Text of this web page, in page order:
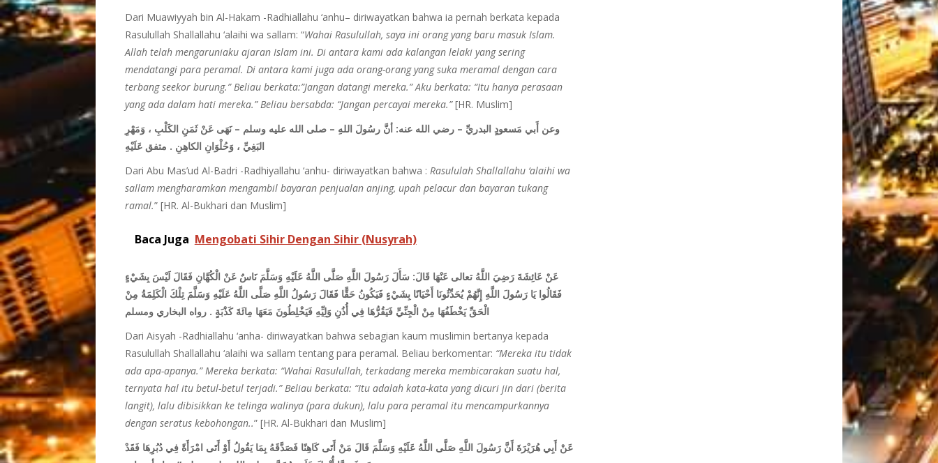
Dari Muawiyyah bin Al-Hakam -Radhiallahu ‘anhu– diriwayatkan bahwa ia pernah berkata kepada
Rasulullah Shallallahu ‘alaihi wa sallam: “Wahai Rasulullah, saya ini orang yang baru masuk Islam.
Allah telah mengaruniaku ajaran Islam ini. Di antara kami ada kalangan lelaki yang sering
mendatangi para peramal. Di antara kami juga ada orang-orang yang suka meramal dengan cara
terbang seekor burung.” Beliau berkata:”Jangan datangi mereka.” Aku berkata: “Itu hanya perasaan
yang ada dalam hati mereka.” Beliau bersabda: “Jangan percayai mereka.”[HR. Muslim]
وعن أَبي مَسعودٍ البدريِّ – رضي الله عنه: أنَّ رسُولَ اللهِ – صلى الله عليه وسلم – نَهَى عَنْ ثَمَنِ الكَلْبِ ، وَمَهْرِ
البَغِيِّ ، وَحُلْوَانِ الكاهِنِ . متفق عَلَيْهِ
Dari Abu Mas’ud Al-Badri -Radhiyallahu ‘anhu- diriwayatkan bahwa : Rasululah Shallallahu ‘alaihi wa
sallam mengharamkan mengambil bayaran penjualan anjing, upah pelacur dan bayaran tukang
ramal.” [HR. Al-Bukhari dan Muslim]
Baca Juga Mengobati Sihir Dengan Sihir (Nusyrah)
عَنْ عَائِشَةَ رَضِيَ اللَّهُ تعالى عَنْهَا قَالَ: سَأَلَ رَسُولَ اللَّهِ صَلَّى اللَّهُ عَلَيْهِ وَسَلَّمَ نَاسٌ عَنْ الْكُهَّانِ فَقَالَ لَيْسَ بِشَيْءٍ
فَقَالُوا يَا رَسُولَ اللَّهِ إِنَّهُمْ يُحَدِّثُونَا أَحْيَانًا بِشَيْءٍ فَيَكُونُ حَقًّا فَقَالَ رَسُولُ اللَّهِ صَلَّى اللَّهُ عَلَيْهِ وَسَلَّمَ تِلْكَ الْكَلِمَةُ مِنْ
الْحَقِّ يَخْطَفُهَا مِنْ الْجِنِّيِّ فَيَقُرُّهَا فِي أُذُنِ وَلِيِّهِ فَيَخْلِطُونَ مَعَهَا مِائَةَ كَذْبَةٍ . رواه البخاري ومسلم
Dari Aisyah -Radhiallahu ‘anha- diriwayatkan bahwa sebagian kaum muslimin bertanya kepada
Rasulullah Shallallahu ‘alaihi wa sallam tentang para peramal. Beliau berkomentar: “Mereka itu tidak
ada apa-apanya.” Mereka berkata: “Wahai Rasulullah, terkadang mereka membicarakan suatu hal,
ternyata hal itu betul-betul terjadi.” Beliau berkata: “Itu adalah kata-kata yang dicuri jin dari (berita
langit), lalu dibisikkan ke telinga walinya (para dukun), lalu para peramal itu mencampurkannya
dengan seratus kebohongan..” [HR. Al-Bukhari dan Muslim]
عَنْ أَبِي هُرَيْرَةَ أَنَّ رَسُولَ اللَّهِ صَلَّى اللَّهُ عَلَيْهِ وَسَلَّمَ قَالَ مَنْ أَتَى كَاهِنًا فَصَدَّقَهُ بِمَا يَقُولُ أَوْ أَتَى امْرَأَةً فِي دُبُرِهَا فَقَدْ